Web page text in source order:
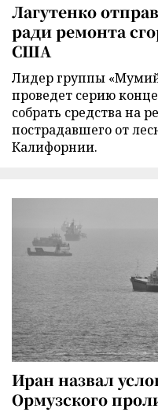
Лагутенко
ради ремонта
США
Лидер группы
проведет серию
собрать средства на
пострадавшего от
Калифорнии.
Иран назвал
Ормузского